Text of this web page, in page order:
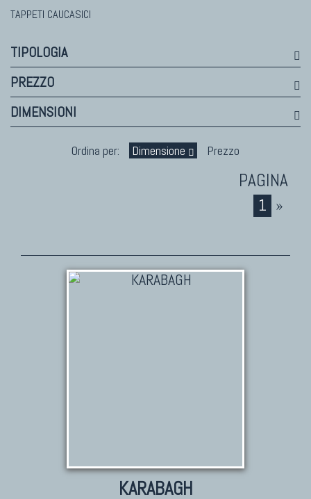
TAPPETI CAUCASICI
TIPOLOGIA
PREZZO
DIMENSIONI
Ordina per: Dimensione Prezzo
1 »
KARABAGH